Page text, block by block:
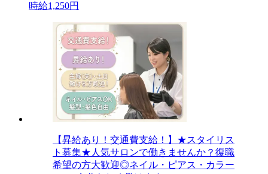
時給1,250円
【昇給あり！交通費支給！】★スタイリス
ト募集★人気サロンで働きませんか？復職
希望の方大歓迎◎ネイル・ピアス・カラー